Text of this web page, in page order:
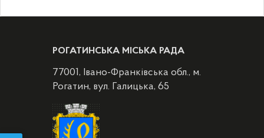
РОГАТИНСЬКА МІСЬКА РАДА
77001, Івано-Франківська обл., м.
Рогатин, вул. Галицька, 65